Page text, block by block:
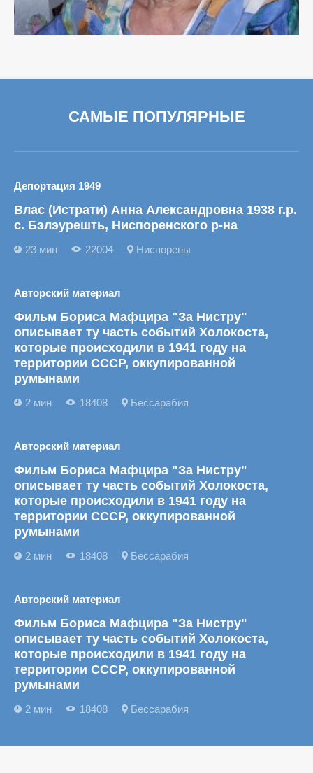
САМЫЕ ПОПУЛЯРНЫЕ
Депортация 1949
Влас (Истрати) Анна Александровна 1938 г.р.
с. Бэлэурешть, Ниспоренского р-на
23 мин 22004 Ниспорены
Авторский материал
Фильм Бориса Мафцира "За Нистру"
описывает ту часть событий Холокоста,
которые происходили в 1941 году на
территории СССР, оккупированной
румынами
2 мин 18408 Бессарабия
Авторский материал
Фильм Бориса Мафцира "За Нистру"
описывает ту часть событий Холокоста,
которые происходили в 1941 году на
территории СССР, оккупированной
румынами
2 мин 18408 Бессарабия
Авторский материал
Фильм Бориса Мафцира "За Нистру"
описывает ту часть событий Холокоста,
которые происходили в 1941 году на
территории СССР, оккупированной
румынами
2 мин 18408 Бессарабия